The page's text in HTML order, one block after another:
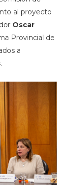
al proyecto
Oscar
Provincial de
a